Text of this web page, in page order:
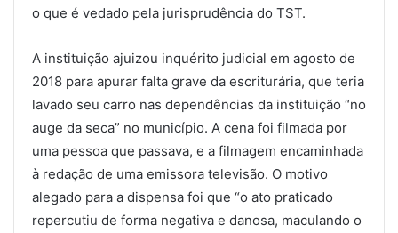
o que é vedado pela jurisprudência do TST.
A instituição ajuizou inquérito judicial em agosto de
2018 para apurar falta grave da escriturária, que teria
lavado seu carro nas dependências da instituição “no
auge da seca” no município. A cena foi filmada por
uma pessoa que passava, e a filmagem encaminhada
à redação de uma emissora televisão. O motivo
alegado para a dispensa foi que “o ato praticado
repercutiu de forma negativa e danosa, maculando o